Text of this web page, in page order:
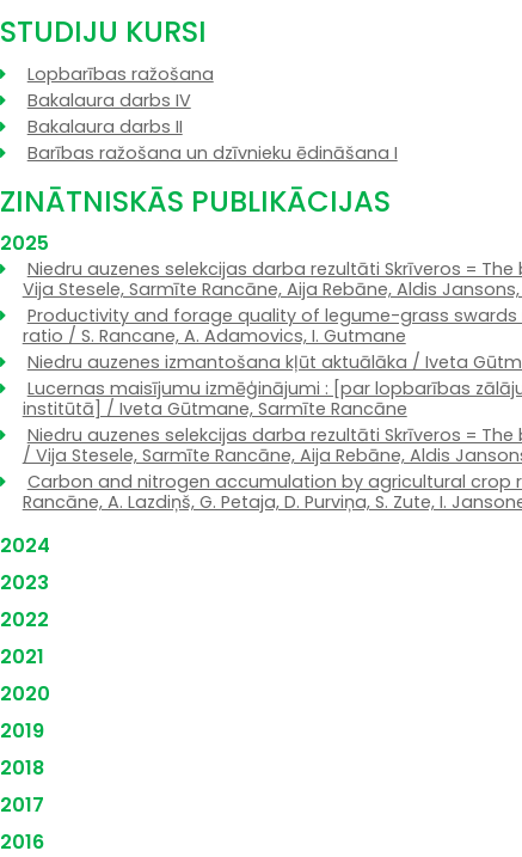
STUDIJU KURSI
Lopbarības ražošana
Bakalaura darbs IV
Bakalaura darbs II
Barības ražošana un dzīvnieku ēdināšana I
ZINĀTNISKĀS PUBLIKĀCIJAS
2025
Niedru auzenes selekcijas darba rezultāti Skrīveros =
Vija Stesele, Sarmīte Rancāne, Aija Rebāne, Aldis
Productivity and forage quality of legume-grass
ratio / S. Rancane, A. Adamovics, I. Gutmane
Niedru auzenes izmantošana kļūt aktuālāka / Iveta
Lucernas maisījumu izmēģinājumi : [par lopbarības
institūtā] / Iveta Gūtmane, Sarmīte Rancāne
Niedru auzenes selekcijas darba rezultāti Skrīveros =
/ Vija Stesele, Sarmīte Rancāne, Aija Rebāne, Aldis
Carbon and nitrogen accumulation by agricultural crop
Rancāne, A. Lazdiņš, G. Petaja, D. Purviņa, S. Zute, I.
2024
2023
2022
2021
2020
2019
2018
2017
2016